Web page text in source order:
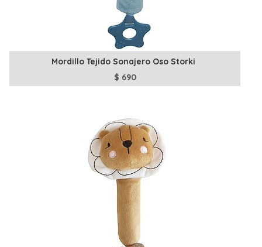
Mordillo Tejido Sonajero Oso Storki
$ 690